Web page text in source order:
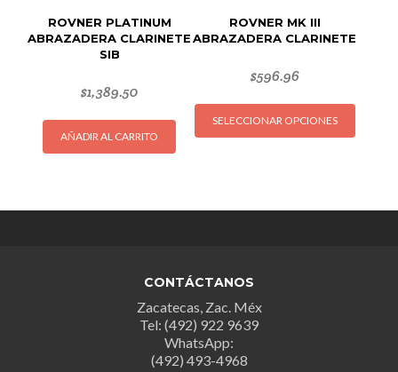
producto
ROVNER PLATINUM
ABRAZADERA CLARINETE
SIB
$1,389.50
AÑADIR AL CARRITO
ROVNER MK III
ABRAZADERA CLARINETE
$596.96
SELECCIONAR OPCIONES
Este
Las
CONTÁCTANOS
Zacatecas, Zac. Méx
Tel: (492) 922 9639
WhatsApp:
(492) 493-4968